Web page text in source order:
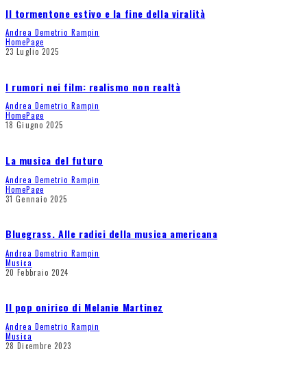
Il tormentone estivo e la fine della viralità
Andrea Demetrio Rampin
HomePage
23 Luglio 2025
I rumori nei film: realismo non realtà
Andrea Demetrio Rampin
HomePage
18 Giugno 2025
La musica del futuro
Andrea Demetrio Rampin
HomePage
31 Gennaio 2025
Bluegrass. Alle radici della musica americana
Andrea Demetrio Rampin
Musica
20 Febbraio 2024
Il pop onirico di Melanie Martinez
Andrea Demetrio Rampin
Musica
28 Dicembre 2023